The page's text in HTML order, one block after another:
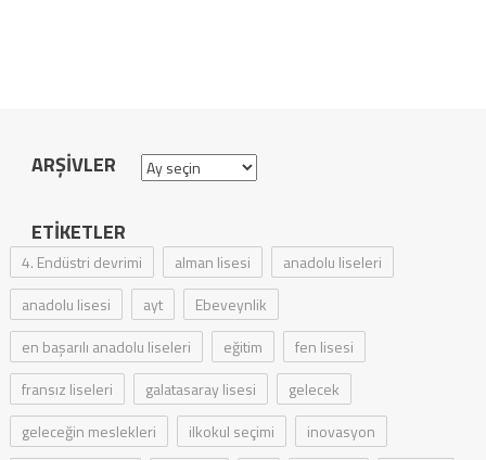
ARŞIVLER Arşivler
ETIKETLER
4. Endüstri devrimi alman lisesi
anadolu liseleri
anadolu lisesi
ayt
Ebeveynlik
en başarılı anadolu liseleri
eğitim
fen lisesi
fransız liseleri
galatasaray lisesi
gelecek
geleceğin meslekleri
ilkokul seçimi
inovasyon